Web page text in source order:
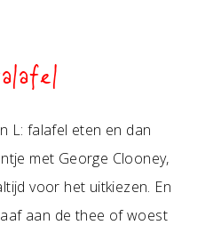
L: falafel eten en dan
met George Clooney,
voor het uitkiezen. En
aan de thee of woest